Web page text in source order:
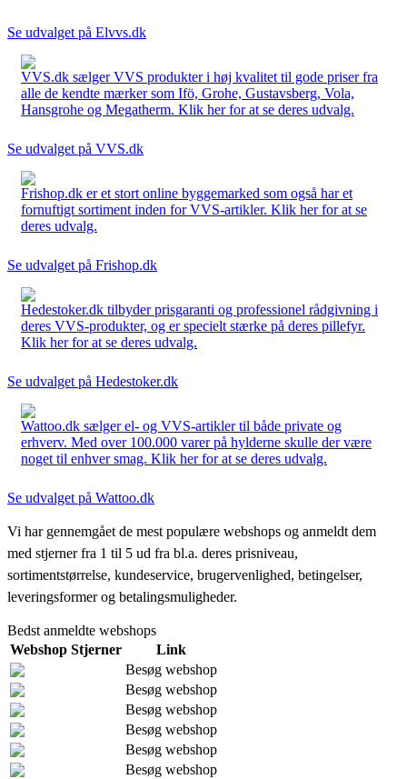
Se udvalget på Elvvs.dk
VVS.dk sælger VVS produkter i høj kvalitet til gode priser fra
alle de kendte mærker som Ifö, Grohe, Gustavsberg, Vola,
Hansgrohe og Megatherm. Klik her for at se deres udvalg.
Se udvalget på VVS.dk
Frishop.dk er et stort online byggemarked som også har et
fornuftigt sortiment inden for VVS-artikler. Klik her for at se
deres udvalg.
Se udvalget på Frishop.dk
Hedestoker.dk tilbyder prisgaranti og professionel rådgivning i
deres VVS-produkter, og er specielt stærke på deres pillefyr.
Klik her for at se deres udvalg.
Se udvalget på Hedestoker.dk
Wattoo.dk sælger el- og VVS-artikler til både private og
erhverv. Med over 100.000 varer på hylderne skulle der være
noget til enhver smag. Klik her for at se deres udvalg.
Se udvalget på Wattoo.dk
Vi har gennemgået de mest populære webshops og anmeldt dem
med stjerner fra 1 til 5 ud fra bl.a. deres prisniveau,
sortimentstørrelse, kundeservice, brugervenlighed, betingelser,
leveringsformer og betalingsmuligheder.
Bedst anmeldte webshops
Webshop Stjerner
Link
Besøg webshop
Besøg webshop
Besøg webshop
Besøg webshop
Besøg webshop
Besøg webshop